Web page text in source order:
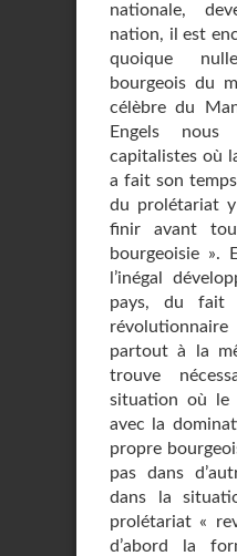
nationale,
nation, il est
quoique
bourgeois du
célèbre du
Engels
capitalistes où
a fait son
du prolétariat y
finir avant
bourgeoisie ».
l’inégal
pays, du fait
partout à la
trouve
situation où le
avec la
propre
pas dans
dans la
prolétariat «
d’abord la